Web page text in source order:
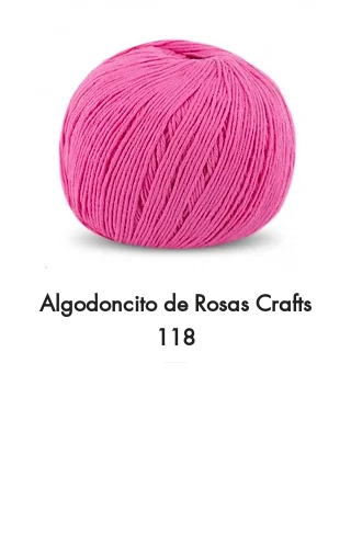
Algodoncito de Rosas Crafts
118